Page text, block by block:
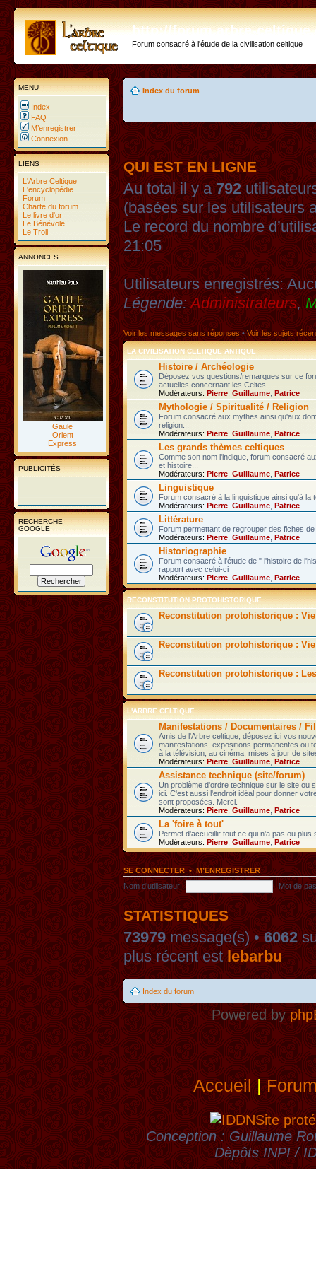
http://forum.arbre-
Forum consacré à l'étude de la civilisation celtique
MENU
Index
FAQ
M’enregistrer
Connexion
LIENS
L'Arbre Celtique
L'encyclopédie
Forum
Charte du forum
Le livre d'or
Le Bénévole
Le Troll
ANNONCES
Gaule
Orient
Express
PUBLICITÉS
RECHERCHE
GOOGLE
Index du forum
QUI EST EN LIGNE
Au total il y a792
(basées sur les utilisateurs
Le record du nombre
21:05
Utilisateurs enregistrés:
Légende:Administrateurs,
Voir les messages sans réponses•Voir les sujets
LA CIVILISATION CELTIQUE ANTIQUE
Histoire / Archéologie
Déposez vos questions/remarques sur ce
actuelles concernant les Celtes...
Modérateurs: Pierre Guillaume Patrice
Mythologie / Spiritualité / Religion
Forum consacré aux mythes ainsi qu'aux
religion...
Modérateurs: Pierre Guillaume Patrice
Les grands thèmes celtiques
Comme son nom l'indique, forum consacré
et histoire...
Modérateurs: Pierre Guillaume Patrice
Linguistique
Forum consacré à la linguistique ainsi qu'à la
Modérateurs: Pierre Guillaume Patrice
Littérature
Forum permettant de regrouper des fiches
Modérateurs: Pierre Guillaume Patrice
Historiographie
Forum consacré à l'étude de " l'histoire de
rapport avec celui-ci
Modérateurs: Pierre Guillaume Patrice
RECONSTITUTION PROTOHISTORIQUE
Reconstitution protohistorique :
Reconstitution protohistorique :
Reconstitution protohistorique :
L'ARBRE CELTIQUE
Manifestations / Documentaires /
Amis de l'Arbre celtique, déposez ici vos
manifestations, expositions permanentes ou
à la télévision, au cinéma, mises à jour de
Modérateurs: Pierre Guillaume Patrice
Assistance technique (site/forum)
Un problème d'ordre technique sur le site ou
ici. C'est aussi l'endroit idéal pour donner
sont proposées. Merci.
Modérateurs: Pierre Guillaume Patrice
La 'foire à tout'
Permet d'accueillir tout ce qui n'a pas ou
Modérateurs: Pierre Guillaume Patrice
SE CONNECTER•M’ENREGISTRER
Nom d’utilisateur:
Mot de
STATISTIQUES
73979message(s) •6062
plus récent estlebarbu
Index du forum
Powered by
Accueil|
Site
Conception : Guillaume
Dèpôts INPI /